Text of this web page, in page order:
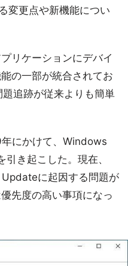
変更点や新機能につい
リケーションにデバイ
の一部が統合されてお
題追跡が従来よりも簡単
にかけて、Windows
き起こした。現在、
に起因する問題が
先度の高い事項になっ